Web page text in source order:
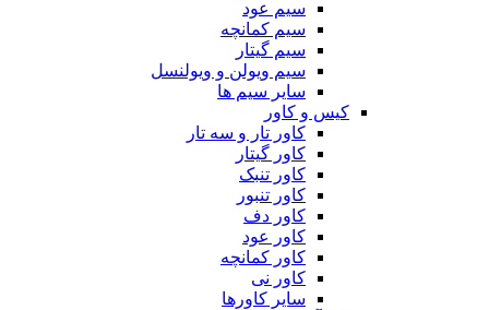
سیم عود
سیم کمانچه
سیم گیتار
سیم ویولن و ویولنسل
سایر سیم ها
کیس و کاور
کاور تار و سه تار
کاور گیتار
کاور تنبک
کاور تنبور
کاور دف
کاور عود
کاور کمانچه
کاور نی
سایر کاورها